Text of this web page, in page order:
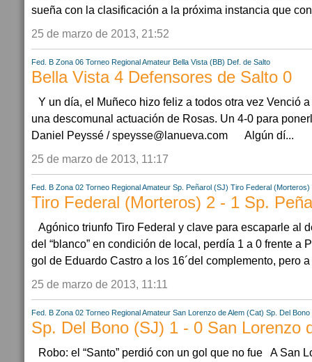
sueña con la clasificación a la próxima instancia que
25 de marzo de 2013, 21:52
Fed. B Zona 06 Torneo Regional Amateur Bella Vista (BB) Def. de Salto
Bella Vista 4 Defensores de Salto 0
Y un día, el Muñeco hizo feliz a todos otra vez Venció
una descomunal actuación de Rosas. Un 4-0 para
Daniel Peyssé / speysse@lanueva.com Algún dí...
25 de marzo de 2013, 11:17
Fed. B Zona 02 Torneo Regional Amateur Sp. Peñarol (SJ) Tiro Federal (Morteros)
Tiro Federal (Morteros) 2 - 1 Sp.
Agónico triunfo Tiro Federal y clave para escaparle al
del “blanco” en condición de local, perdía 1 a 0 frente a
gol de Eduardo Castro a los 16´del complemento, pero
25 de marzo de 2013, 11:11
Fed. B Zona 02 Torneo Regional Amateur San Lorenzo de Alem (Cat) Sp. Del
Sp. Del Bono (SJ) 1 - 0 San Lorenzo
Robo: el “Santo” perdió con un gol que no fue A San